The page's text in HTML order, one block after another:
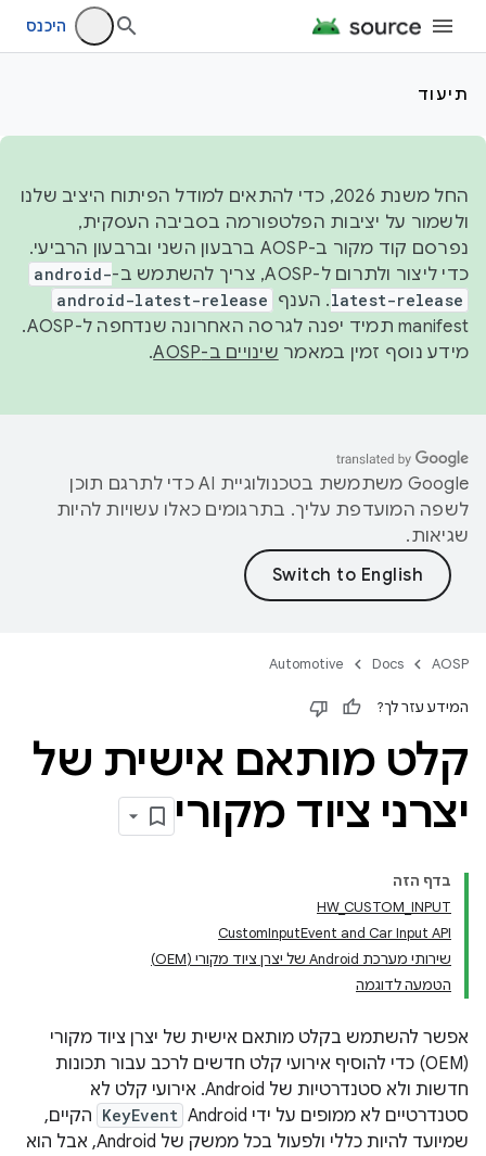
היכנס
תיעוד
החל משנת 2026, כדי להתאים למודל הפיתוח היציב שלנו
ולשמור על יציבות הפלטפורמה בסביבה העסקית,
נפרסם קוד מקור ב-AOSP ברבעון השני וברבעון הרביעי.
כדי ליצור ולתרום ל-AOSP, צריך להשתמש ב-
android-
latest-release. הענף android-latest-release
manifest תמיד יפנה לגרסה האחרונה שנדחפה ל-AOSP.
מידע נוסף זמין במאמר שינויים ב-AOSP .
‫Google משתמשת בטכנולוגיית AI כדי לתרגם תוכן
לשפה המועדפת עליך. בתרגומים כאלו עשויות להיות
שגיאות.
AOSP
Docs
Automotive
המידע עזר לך?
קלט מותאם אישית של
יצרני ציוד מקורי
בדף הזה
HW_CUSTOM_INPUT
CustomInputEvent and Car Input API
שירותי מערכת Android של יצרן ציוד מקורי (OEM)
הטמעה לדוגמה
אפשר להשתמש בקלט מותאם אישית של יצרן ציוד מקורי
(OEM) כדי להוסיף אירועי קלט חדשים לרכב עבור תכונות
חדשות ולא סטנדרטיות של Android. אירועי קלט לא
סטנדרטיים לא ממופים על ידי Android
KeyEvent הקיים,
שמיועד להיות כללי ולפעול בכל ממשק של Android, אבל הוא